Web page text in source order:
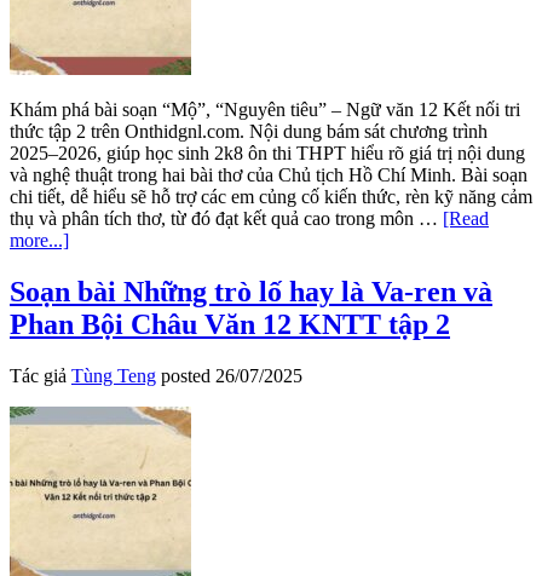
Khám phá bài soạn “Mộ”, “Nguyên tiêu” – Ngữ văn 12 Kết nối tri
thức tập 2 trên Onthidgnl.com. Nội dung bám sát chương trình
2025–2026, giúp học sinh 2k8 ôn thi THPT hiểu rõ giá trị nội dung
và nghệ thuật trong hai bài thơ của Chủ tịch Hồ Chí Minh. Bài soạn
chi tiết, dễ hiểu sẽ hỗ trợ các em củng cố kiến thức, rèn kỹ năng cảm
thụ và phân tích thơ, từ đó đạt kết quả cao trong môn … [Read
more...]about
bài
Mộ,
Nguyên
Văn
12
Kết
thức
tập
2
Soạn bài Những trò lố hay là Va-ren và
Phan Bội Châu Văn 12 KNTT tập 2
Tác giả Tùng Teng posted 26/07/2025